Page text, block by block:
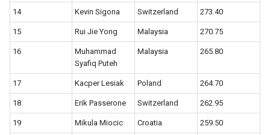
14 Kevin Sigona Switzerland 273.40
15 Rui Jie Yong Malaysia 270.75
16
Muhammad
Syafiq Puteh
Malaysia 265.80
17 Kacper Lesiak Poland 264.70
18 Erik Passerone Switzerland 262.95
19 Mikula Miocic Croatia 259.50